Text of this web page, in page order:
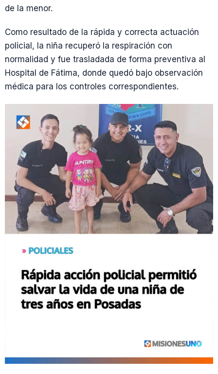
de la menor.
Como resultado de la rápida y correcta actuación
policial, la niña recuperó la respiración con
normalidad y fue trasladada de forma preventiva al
Hospital de Fátima, donde quedó bajo observación
médica para los controles correspondientes.